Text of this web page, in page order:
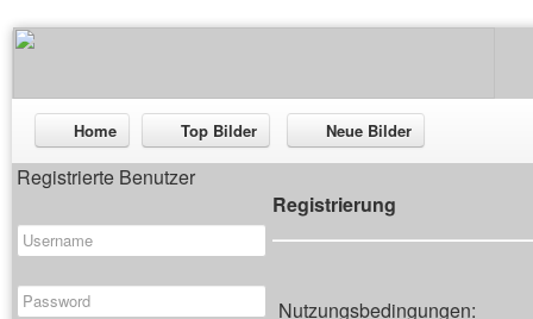
Home Top Bilder Neue Bilder
Registrierte Benutzer
Registrierung
Nutzungsbedingungen: